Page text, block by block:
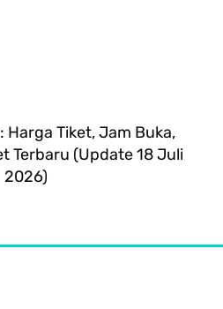
Harga Tiket, Jam Buka,
Terbaru (Update 18 Juli
2026)